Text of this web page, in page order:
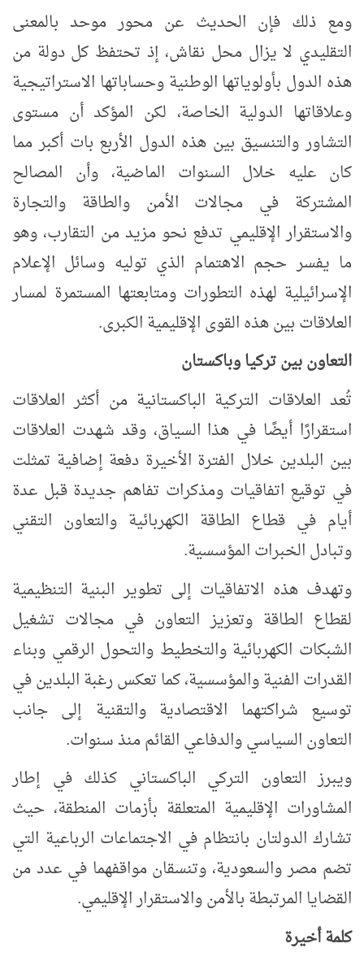
ومع ذلك فإن الحديث عن محور موحد بالمعنى
التقليدي لا يزال محل نقاش، إذ تحتفظ كل دولة من
هذه الدول بأولوياتها الوطنية وحساباتها الاستراتيجية
وعلاقاتها الدولية الخاصة، لكن المؤكد أن مستوى
التشاور والتنسيق بين هذه الدول الأربع بات أكبر مما
كان عليه خلال السنوات الماضية، وأن المصالح
المشتركة في مجالات الأمن والطاقة والتجارة
والاستقرار الإقليمي تدفع نحو مزيد من التقارب، وهو
ما يفسر حجم الاهتمام الذي توليه وسائل الإعلام
الإسرائيلية لهذه التطورات ومتابعتها المستمرة لمسار
العلاقات بين هذه القوى الإقليمية الكبرى.
التعاون بين تركيا وباكستان
تُعد العلاقات التركية الباكستانية من أكثر العلاقات
استقرارًا أيضًا في هذا السياق، وقد شهدت العلاقات
بين البلدين خلال الفترة الأخيرة دفعة إضافية تمثلت
في توقيع اتفاقيات ومذكرات تفاهم جديدة قبل عدة
أيام في قطاع الطاقة الكهربائية والتعاون التقني
وتبادل الخبرات المؤسسية.
وتهدف هذه الاتفاقيات إلى تطوير البنية التنظيمية
لقطاع الطاقة وتعزيز التعاون في مجالات تشغيل
الشبكات الكهربائية والتخطيط والتحول الرقمي وبناء
القدرات الفنية والمؤسسية، كما تعكس رغبة البلدين في
توسيع شراكتهما الاقتصادية والتقنية إلى جانب
التعاون السياسي والدفاعي القائم منذ سنوات.
ويبرز التعاون التركي الباكستاني كذلك في إطار
المشاورات الإقليمية المتعلقة بأزمات المنطقة، حيث
تشارك الدولتان بانتظام في الاجتماعات الرباعية التي
تضم مصر والسعودية، وتنسقان مواقفهما في عدد من
القضايا المرتبطة بالأمن والاستقرار الإقليمي.
كلمة أخيرة